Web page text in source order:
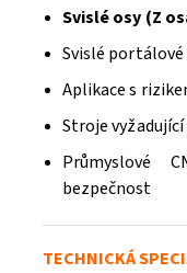
Svislé osy (Z
Svislé
Aplikace s
Stroje
Průmyslové
bezpečnost
TECHNICKÁ